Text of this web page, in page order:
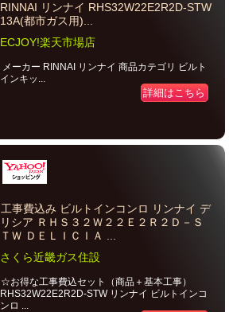
RINNAI リンナイ RHS32W22E2R2D-STW
13A(都市ガス用)...
ECJOY!楽天市場店
メーカー RINNAI リンナイ 商品カテゴリ ビルト
インキッ...
詳細はこちら
工事費込み ビルトインコンロ リンナイ デ
リシア ＲＨＳ３２Ｗ２２Ｅ２Ｒ２Ｄ－Ｓ
ＴＷ ＤＥＬＩＣＩＡ ...
さくら近畿ガス住設
☆お得な工事費込セット（商品＋基本工事）
RHS32W22E2R2D-STW リンナイ ビルトインコ
ンロ ...